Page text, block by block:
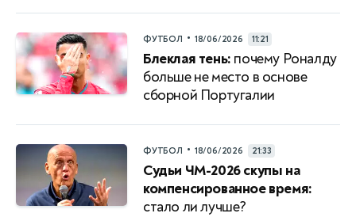
ФУТБОЛ • 18/06/2026 11:21
Блеклая тень: почему Роналду
больше не место в основе
сборной Португалии
ФУТБОЛ • 18/06/2026 21:33
Судьи ЧМ-2026 скупы на
компенсированное время:
стало ли лучше?